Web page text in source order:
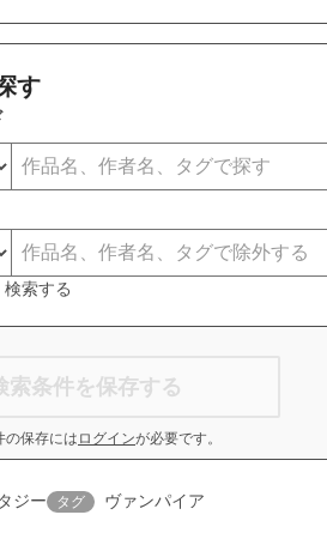
す
索する
索条件を保存する
の保存には ログインが必要です。
ジー タグ ヴァンパイア